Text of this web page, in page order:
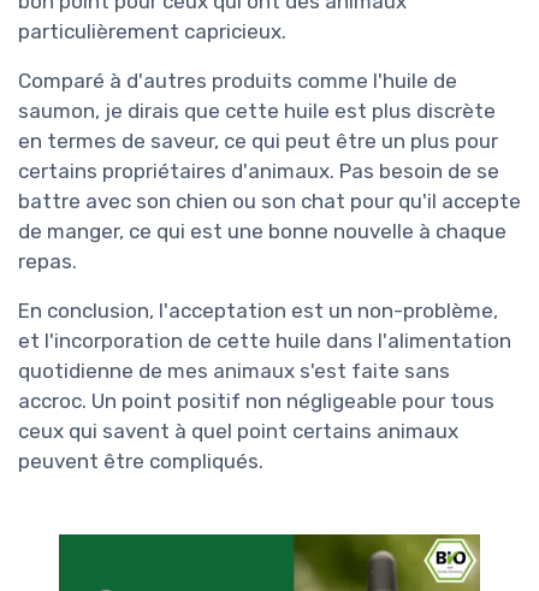
particulièrement capricieux.
Comparé à d'autres produits comme l'huile de
saumon, je dirais que cette huile est plus discrète
en termes de saveur, ce qui peut être un plus pour
certains propriétaires d'animaux. Pas besoin de se
battre avec son chien ou son chat pour qu'il accepte
de manger, ce qui est une bonne nouvelle à chaque
repas.
En conclusion, l'acceptation est un non-problème,
et l'incorporation de cette huile dans l'alimentation
quotidienne de mes animaux s'est faite sans
accroc. Un point positif non négligeable pour tous
ceux qui savent à quel point certains animaux
peuvent être compliqués.